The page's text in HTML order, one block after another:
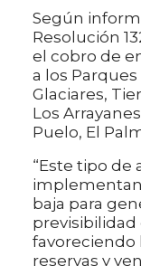
Según
Resolución
el cobro de
a los
Glaciares,
Los
Puelo, El
“Este tipo de
baja para
favoreciendo
reservas y